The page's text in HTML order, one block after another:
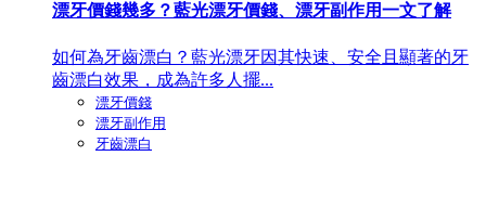
漂牙價錢幾多？藍光漂牙價錢、漂牙副作用一文了解
如何為牙齒漂白？藍光漂牙因其快速、安全且顯著的牙
齒漂白效果，成為許多人擺...
漂牙價錢
漂牙副作用
牙齒漂白